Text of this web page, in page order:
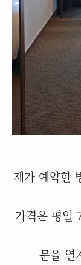
제가 예약한
가격은 평일
문을 열